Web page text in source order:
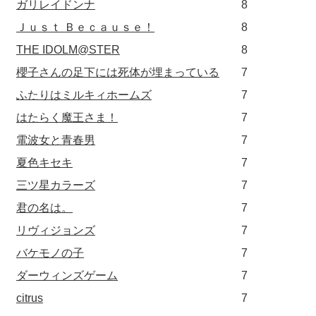
ガリレイドンナ
8
Ｊｕｓｔ Ｂｅｃａｕｓｅ！
8
THE IDOLM@STER
8
櫻子さんの足下には死体が埋まっている
7
ふたりはミルキィホームズ
7
はたらく魔王さま！
7
電波女と青春男
7
夏色キセキ
7
三ツ星カラーズ
7
君の名は。
7
リヴィジョンズ
7
バケモノの子
7
ダーウィンズゲーム
7
citrus
7